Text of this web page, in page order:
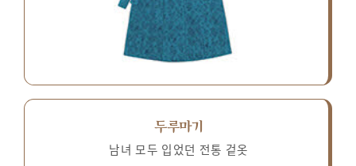
두루마기
남녀 모두 입었던 전통 겉옷